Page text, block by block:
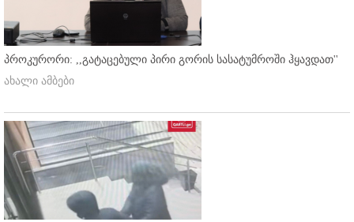
პროკურორი: ,,გატაცებული პირი გორის სასატუმროში ჰყავდათ''
ახალი ამბები